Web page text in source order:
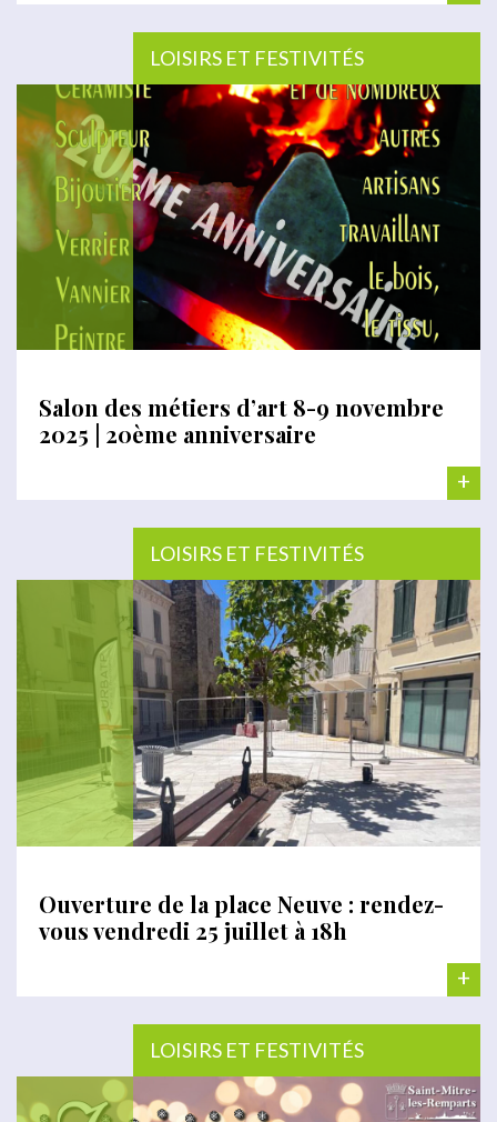
LOISIRS ET FESTIVITÉS
Salon des métiers d’art 8-9 novembre
2025 | 20ème anniversaire
+
LOISIRS ET FESTIVITÉS
Ouverture de la place Neuve : rendez-
vous vendredi 25 juillet à 18h
+
LOISIRS ET FESTIVITÉS